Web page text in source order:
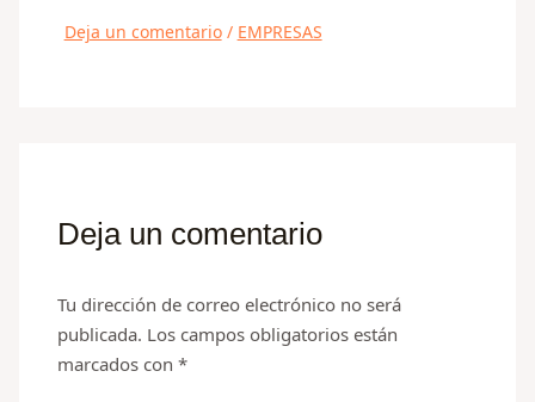
Deja un comentario / EMPRESAS
Deja un comentario
Tu dirección de correo electrónico no será
publicada. Los campos obligatorios están
marcados con*